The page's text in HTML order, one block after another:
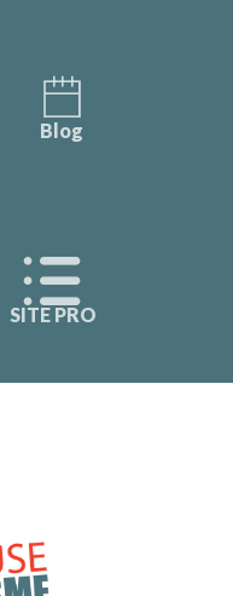
Blog
SITE PRO